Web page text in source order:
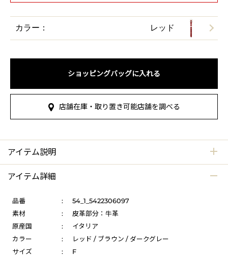
カラー： レッド
ショッピングバッグに入れる
店舗在庫・取り置き可能店舗を調べる
アイテム説明
アイテム詳細
品番 :
54_1_5422306097
素材
:
皮革部分：牛革
原産国
:
イタリア
カラー
:
レッド / ブラウン / ダークグレー
サイズ
:
F